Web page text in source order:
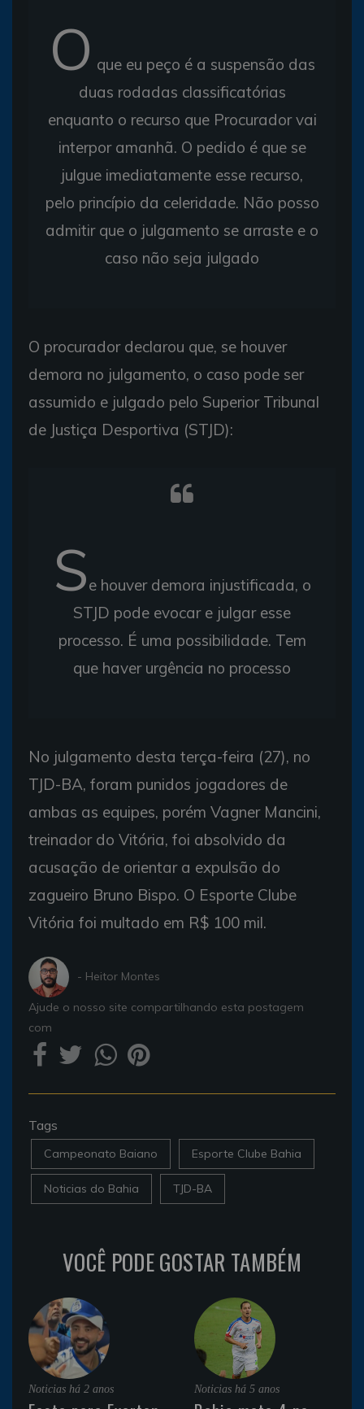
O que eu peço é a suspensão das
duas rodadas classificatórias
enquanto o recurso que Procurador vai
interpor amanhã. O pedido é que se
julgue imediatamente esse recurso,
pelo princípio da celeridade. Não posso
admitir que o julgamento se arraste e o
caso não seja julgado
O procurador declarou que, se houver
demora no julgamento, o caso pode ser
assumido e julgado pelo Superior Tribunal
de Justiça Desportiva (STJD):
Se houver demora injustificada, o
STJD pode evocar e julgar esse
processo. É uma possibilidade. Tem
que haver urgência no processo
No julgamento desta terça-feira (27), no
TJD-BA, foram punidos jogadores de
ambas as equipes, porém Vagner Mancini,
treinador do Vitória, foi absolvido da
acusação de orientar a expulsão do
zagueiro Bruno Bispo. O Esporte Clube
Vitória foi multado em R$ 100 mil.
- Heitor Montes
Ajude o nosso site compartilhando esta postagem
com
Tags
Campeonato Baiano Esporte Clube Bahia
Noticias do Bahia TJD-BA
VOCÊ PODE GOSTAR TAMBÉM
Noticias há 2 anos Noticias há 5 anos